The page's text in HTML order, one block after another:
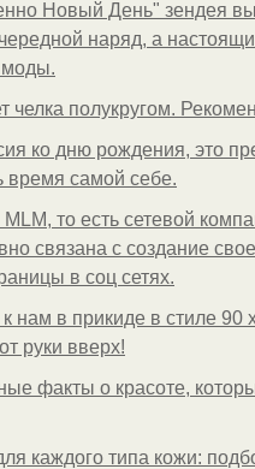
Новый День" зендея
наряд, а
моды.
челка полукругом.
ко дню рождения, это
время самой себе.
то есть сетевой
связана с создание
в соц сетях.
нам в прикиде в стиле 90
руки вверх!
факты о красоте,
каждого типа кожи: